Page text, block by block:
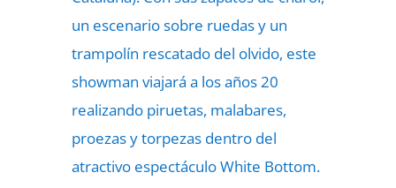
un escenario sobre ruedas y un
trampolín rescatado del olvido, este
showman viajará a los años 20
realizando piruetas, malabares,
proezas y torpezas dentro del
atractivo espectáculo White Bottom.